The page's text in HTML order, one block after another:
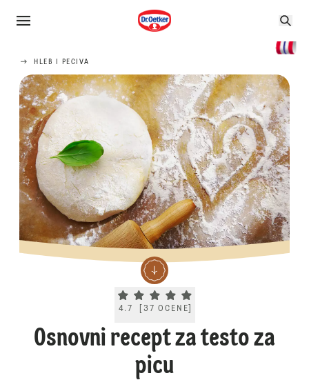
HLEB I PECIVA
Current rating 4.7. Click to rate.
4.7 37 OCENE
Osnovni recept za testo za
picu